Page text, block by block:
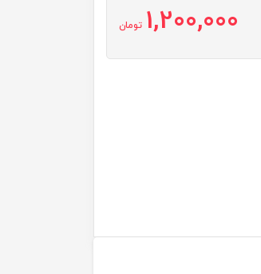
1,200,000 تومان